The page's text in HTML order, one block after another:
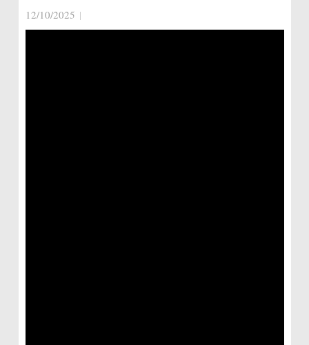
12/10/2025 |